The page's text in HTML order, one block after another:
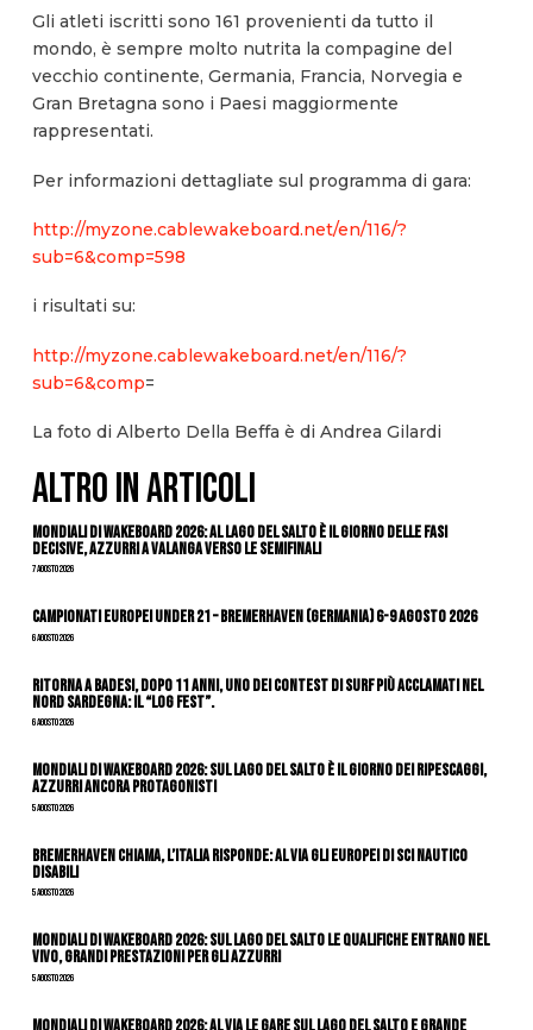
Gli atleti iscritti sono 161 provenienti da tutto il
mondo, è sempre molto nutrita la compagine del
vecchio continente, Germania, Francia, Norvegia e
Gran Bretagna sono i Paesi maggiormente
rappresentati.
Per informazioni dettagliate sul programma di gara:
http://myzone.cablewakeboard.net/en/116/?
sub=6&comp=598
i risultati su:
http://myzone.cablewakeboard.net/en/116/?
sub=6&comp=
La foto di Alberto Della Beffa è di Andrea Gilardi
ALTRO IN ARTICOLI
Mondiali di Wakeboard 2026: al Lago del Salto è il giorno delle fasi
decisive, azzurri a valanga verso le semifinali
7 Agosto 2026
Campionati Europei Under 21 – Bremerhaven (Germania) 6-9 agosto 2026
6 Agosto 2026
Ritorna a Badesi, dopo 11 anni, uno dei contest di surf più acclamati nel
nord Sardegna: il “Log Fest”.
6 Agosto 2026
Mondiali di Wakeboard 2026: sul Lago del Salto è il giorno dei ripescaggi,
azzurri ancora protagonisti
5 Agosto 2026
Bremerhaven chiama, l’Italia risponde: al via gli Europei di Sci Nautico
Disabili
5 Agosto 2026
Mondiali di Wakeboard 2026: sul Lago del Salto le qualifiche entrano nel
vivo, grandi prestazioni per gli azzurri
5 Agosto 2026
Mondiali di Wakeboard 2026: al via le gare sul Lago del Salto e grande